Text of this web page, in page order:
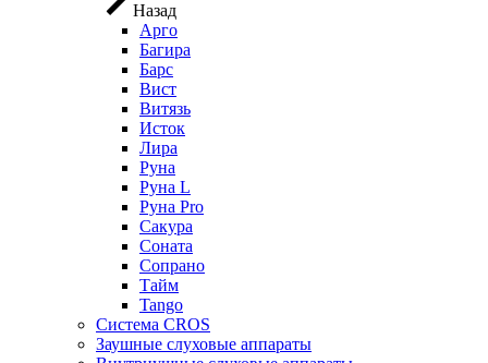
Назад
Арго
Багира
Барс
Вист
Витязь
Исток
Лира
Руна
Руна L
Руна Pro
Сакура
Соната
Сопрано
Тайм
Tango
Система CROS
Заушные слуховые аппараты